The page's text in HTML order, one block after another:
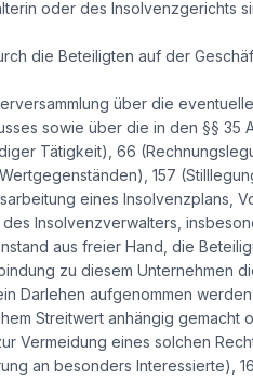
oder des Insolvenzgerichts
die Beteiligten auf der
über die
sowie über die in den §§ 35
Tätigkeit), 66
157
eines Insolvenzplans,
Insolvenzverwalters,
aus freier Hand, die
zu diesem Unternehmen
Darlehen aufgenommen
Streitwert anhängig gemacht
Vermeidung eines solchen
an besonders Interessierte),